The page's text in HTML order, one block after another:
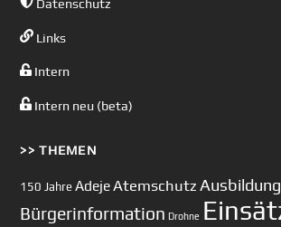
Datenschutz
Links
Intern
Intern neu (beta)
>> THEMEN
150 Jahre AdejeAtemschutz Ausbildung
Bürgerinformation Drohne